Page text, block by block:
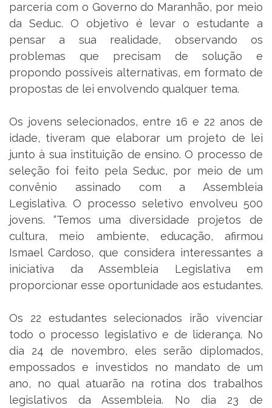
parceria com o Governo do Maranhão, por meio
da Seduc. O objetivo é levar o estudante a
pensar a sua realidade, observando os
problemas que precisam de solução e
propondo possíveis alternativas, em formato de
propostas de lei envolvendo qualquer tema.
Os jovens selecionados, entre 16 e 22 anos de
idade, tiveram que elaborar um projeto de lei
junto à sua instituição de ensino. O processo de
seleção foi feito pela Seduc, por meio de um
convênio assinado com a Assembleia
Legislativa. O processo seletivo envolveu 500
jovens. “Temos uma diversidade projetos de
cultura, meio ambiente, educação, afirmou
Ismael Cardoso, que considera interessantes a
iniciativa da Assembleia Legislativa em
proporcionar esse oportunidade aos estudantes.
Os 22 estudantes selecionados irão vivenciar
todo o processo legislativo e de liderança. No
dia 24 de novembro, eles serão diplomados,
empossados e investidos no mandato de um
ano, no qual atuarão na rotina dos trabalhos
legislativos da Assembleia. No dia 23 de